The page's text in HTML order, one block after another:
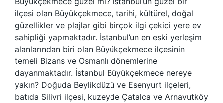
ilçesi olan Büyükçekmece, tarihi, kültürel, doğal
güzellikler ve plajlar gibi birçok ilgi çekici yere ev
sahipliği yapmaktadır. İstanbul’un en eski yerleşim
alanlarından biri olan Büyükçekmece ilçesinin
temeli Bizans ve Osmanlı dönemlerine
dayanmaktadır. İstanbul Büyükçekmece nereye
yakın? Doğuda Beylikdüzü ve Esenyurt ilçeleri,
batıda Silivri ilçesi, kuzeyde Çatalca ve Arnavutköy